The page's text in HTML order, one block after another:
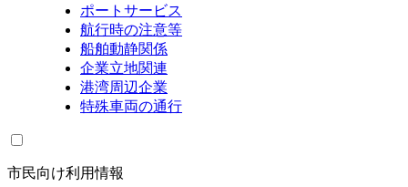
ポートサービス
航行時の注意等
船舶動静関係
企業立地関連
港湾周辺企業
特殊車両の通行
市民向け利用情報